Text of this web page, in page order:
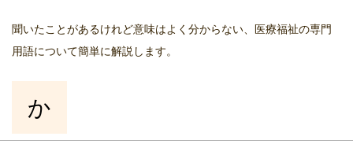
聞いたことがあるけれど意味はよく分からない、医療福祉の専門
用語について簡単に解説します。
か